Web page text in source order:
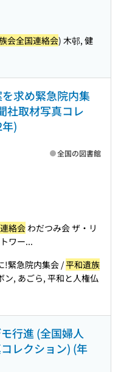
会全国連絡会) 木邨, 健
求め緊急院内集
社取材写真コレ
)
全国の図書館
絡会 わだつみ会 ザ・リ
ワー...
!緊急院内集会 /平和遺族
ン, あごら, 平和と人権仏
行進 (全国婦人
レクション) (年